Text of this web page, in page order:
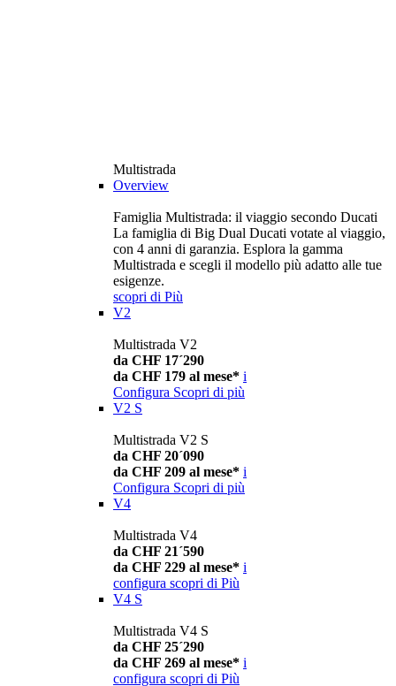
Multistrada
Overview
Famiglia Multistrada: il viaggio secondo Ducati
La famiglia di Big Dual Ducati votate al viaggio,
con 4 anni di garanzia. Esplora la gamma
Multistrada e scegli il modello più adatto alle tue
esigenze.
scopri di Più
V2
Multistrada V2
da CHF 17´290
da CHF 179 al mese* i
Configura Scopri di più
V2 S
Multistrada V2 S
da CHF 20´090
da CHF 209 al mese* i
Configura Scopri di più
V4
Multistrada V4
da CHF 21´590
da CHF 229 al mese* i
configura scopri di Più
V4 S
Multistrada V4 S
da CHF 25´290
da CHF 269 al mese* i
configura scopri di Più